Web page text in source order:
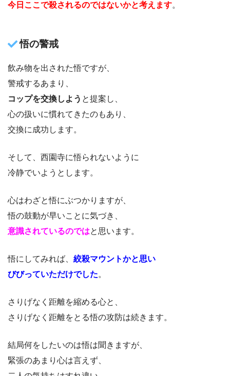
今日ここで殺されるのではないかと考えます。
悟の警戒
飲み物を出された悟ですが、
警戒するあまり、
コップを交換しよう と提案し、
心の扱いに慣れてきたのもあり、
交換に成功します。
そして、西園寺に悟られないように
冷静でいようとします。
心はわざと悟にぶつかりますが、
悟の鼓動が早いことに気づき、
意識されているのではと思います。
悟にしてみれば、 絞殺マウントかと思い
びびっていただけでした。
さりげなく距離を縮める心と、
さりげなく距離をとる悟の攻防は続きます。
結局何をしたいのは悟は聞きますが、
緊張のあまり心は言えず、